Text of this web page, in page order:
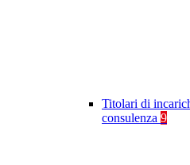
Titolari di
consulenza 9